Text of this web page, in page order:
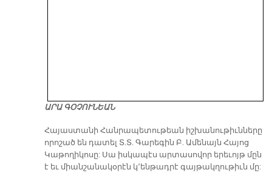
ԱՐԱ ԳՕՉՈՒՆԵԱՆ
​Հայաստանի Հանրապետութեան իշխանութիւնները
որոշած են դատել Տ.Տ. Գարեգին Բ. Ամենայն Հայոց
Կաթողիկոսը: Սա իսկապէս արտասովոր երեւոյթ մըն
է եւ միանշանակօրէն կ՚ենթադրէ գայթակղութիւն մը: